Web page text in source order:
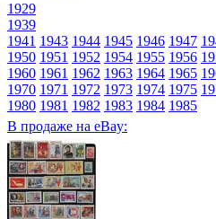
1929
1939
1941 1943 1944 1945 1946 1947
1950 1951 1952 1954 1955 1956
1960 1961 1962 1963 1964 1965
1970 1971 1972 1973 1974 1975
1980 1981 1982 1983 1984 1985
В продаже на eBay: